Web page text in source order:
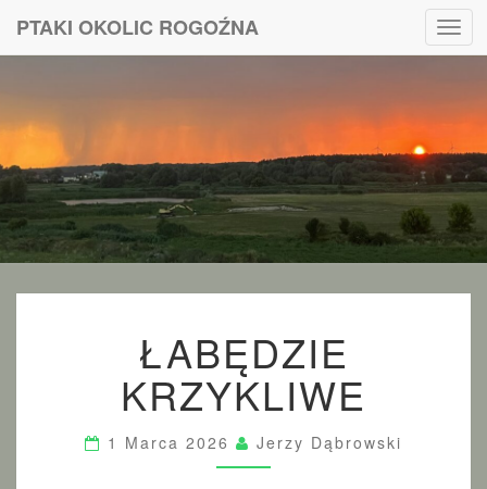
PTAKI OKOLIC ROGOŹNA
PTAKI
OKOLIC
ROGOŹNA
A
B
Ę
D
I
E
ŁABĘDZIE
KRZYKLIWE
1 Marca 2026 Jerzy Dąbrowski